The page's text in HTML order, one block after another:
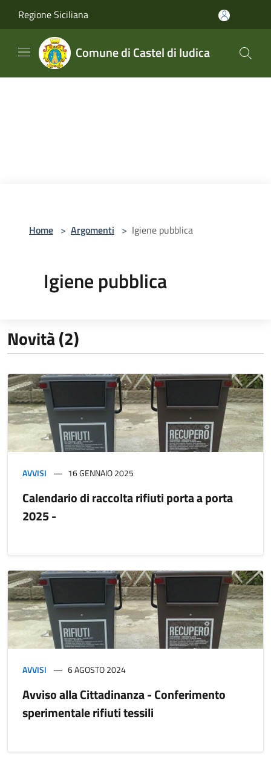
Regione Siciliana
Comune di Castel di Iudica
Home > Argomenti > Igiene pubblica
Igiene pubblica
Novità (2)
AVVISI 16 GENNAIO 2025
Calendario di raccolta rifiuti porta a porta
2025 -
AVVISI 6 AGOSTO 2024
Avviso alla Cittadinanza - Conferimento
sperimentale rifiuti tessili